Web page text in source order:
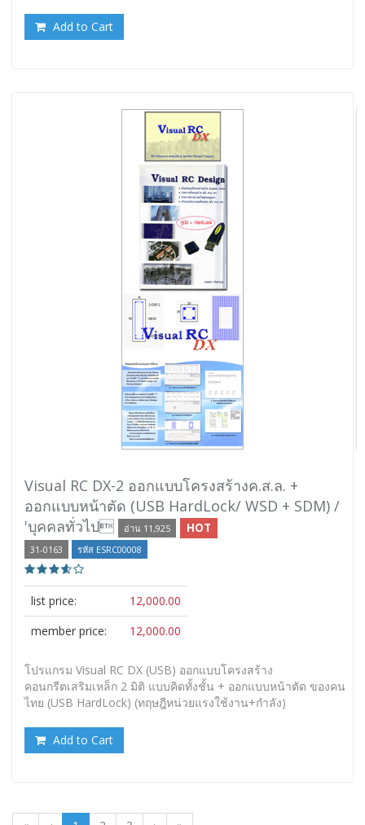
Add to Cart
Visual RC DX-2 ออกแบบโครงสร้างค.ส.ล. +
ออกแบบหน้าตัด (USB HardLock/ WSD + SDM) /
'บุคคลทั่วไป
อ่าน 11,925 HOT
31-0163 รหัส ESRC00008
list price:
12,000.00
member price:
12,000.00
โปรแกรม Visual RC DX (USB) ออกแบบโครงสร้าง
คอนกรีตเสริมเหล็ก 2 มิติ แบบคิดทั้งชั้น + ออกแบบหน้าตัด ของคน
ไทย (USB HardLock) (ทฤษฎีหน่วยแรงใช้งาน+กำลัง)
Add to Cart